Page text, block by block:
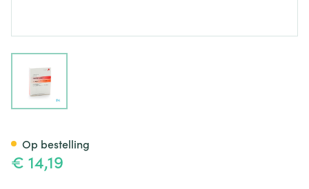
€ 14,19
Op bestelling